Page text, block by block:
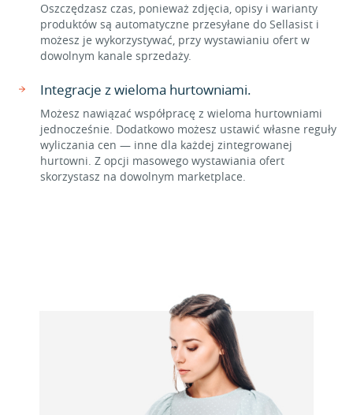
Oszczędzasz czas, ponieważ zdjęcia, opisy i warianty
produktów są automatyczne przesyłane do Sellasist i
możesz je wykorzystywać, przy wystawianiu ofert w
dowolnym kanale sprzedaży.
Integracje z wieloma hurtowniami.
Możesz nawiązać współpracę z wieloma hurtowniami
jednocześnie. Dodatkowo możesz ustawić własne reguły
wyliczania cen — inne dla każdej zintegrowanej
hurtowni. Z opcji masowego wystawiania ofert
skorzystasz na dowolnym marketplace.